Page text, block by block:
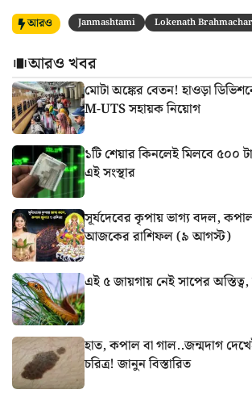
আরও Janmashtami Lokenath
আরও খবর
মোটা অঙ্কের বেতন! হাওড়া
M-UTS সহায়ক নিয়োগ
১টি শেয়ার কিনলেই মিলবে ৫০০
এই সংস্থার
সূর্যদেবের কৃপায় ভাগ্য বদল,
আজকের রাশিফল (৯ আগস্ট)
এই ৫ জায়গায় নেই সাপের
হাত, কপাল বা গাল..জন্মদাগ
চরিত্র! জানুন বিস্তারিত